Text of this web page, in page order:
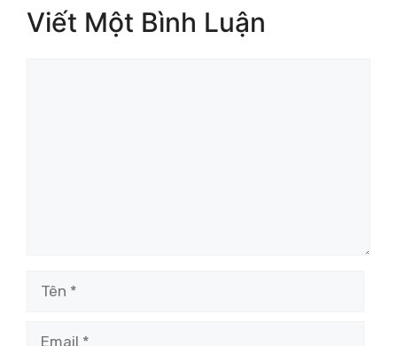
Viết Một Bình Luận